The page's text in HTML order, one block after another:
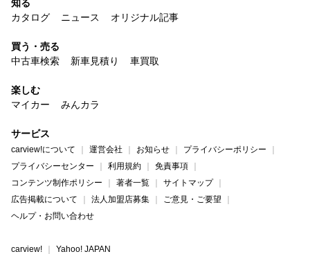
知る
カタログ
ニュース オリジナル記事
買う・売る
中古車検索
新車見積り 車買取
楽しむ
マイカー
みんカラ
サービス
carview!について 運営会社 お知らせ
プライバシーポリシー
プライバシーセンター
利用規約
免責事項
コンテンツ制作ポリシー
著者一覧
サイトマップ
広告掲載について
法人加盟店募集
ご意見・ご要望
ヘルプ・お問い合わせ
carview! Yahoo! JAPAN